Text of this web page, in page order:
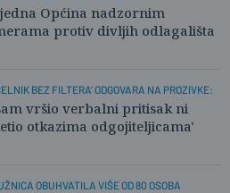
jedna Općina nadzornim
protiv divljih odlagališta
BEZ FILTERA' ODGOVARA NA PROZIVKE:
vršio verbalni pritisak ni
otkazima odgojiteljicama'
OBUHVATILA VIŠE OD 80 OSOBA